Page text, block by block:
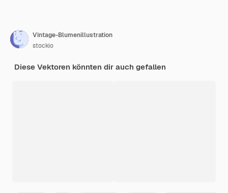
Vintage-Blumenillustration
stockio
Diese Vektoren könnten dir auch gefallen